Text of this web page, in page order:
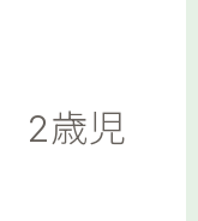
2歳児